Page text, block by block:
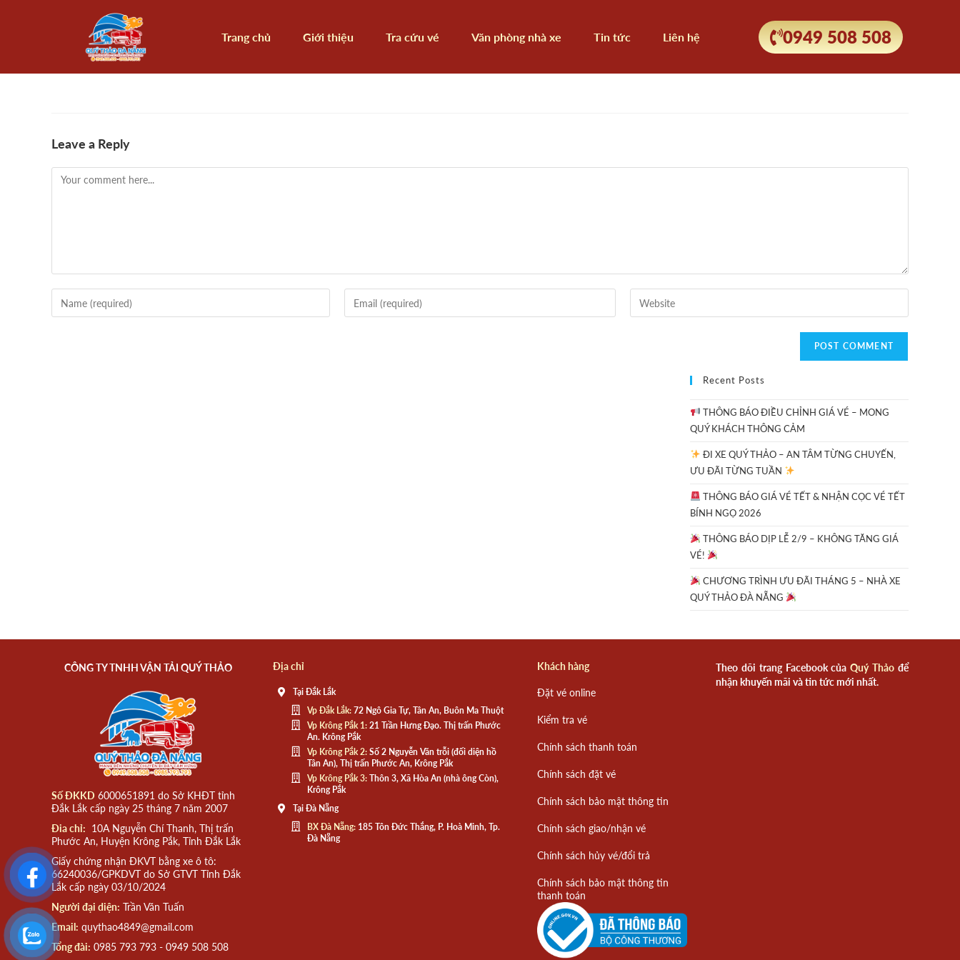
Trang chủ Giới thiệu Tra cứu vé Văn phòng nhà xe Tin tức Liên hệ 0949 508 508
Leave a Reply
Recent Posts
THÔNG BÁO ĐIỀU CHỈNH GIÁ VÉ – MONG
QUÝ KHÁCH THÔNG CẢM
ĐI XE QUÝ THẢO – AN TÂM TỪNG CHUYẾN,
ƯU ĐÃI TỪNG TUẦN
THÔNG BÁO GIÁ VÉ TẾT & NHẬN CỌC VÉ TẾT
BÍNH NGỌ 2026
THÔNG BÁO DỊP LỄ 2/9 – KHÔNG TĂNG GIÁ
VÉ!
CHƯƠNG TRÌNH ƯU ĐÃI THÁNG 5 – NHÀ XE
QUÝ THẢO ĐÀ NẴNG
CÔNG TY TNHH VẬN TẢI QUÝ THẢO
Số ĐKKD 6000651891 do Sở KHĐT tỉnh
Đắk Lắk cấp ngày 25 tháng 7 năm 2007
Đia chỉ: 10A Nguyễn Chí Thanh, Thị trấn
Phước An, Huyện Krông Pắk, Tỉnh Đắk Lắk
Giấy chứng nhận ĐKVT bằng xe ô tô:
66240036/GPKDVT do Sở GTVT Tỉnh Đắk
Lắk cấp ngày 03/10/2024
Người đại diện: Trần Văn Tuấn
Email: quythao4849@gmail.com
Tổng đài: 0985 793 793 - 0949 508 508
Địa chỉ
Tại Đắk Lắk
Vp Đắk Lắk:72 Ngô Gia Tự, Tân An, Buôn Ma Thuột
Vp Krông Pắk 1:21 Trần Hưng Đạo. Thị trấn Phước
An. Krông Pắk
Vp Krông Pắk 2:Số 2 Nguyễn Văn trỗi (đối diện hồ
Tân An), Thị trấn Phước An, Krông Pắk
Vp Krông Pắk 3:Thôn 3, Xã Hòa An (nhà ông Còn),
Krông Pắk
Tại Đà Nẵng
BX Đà Nẵng:185 Tôn Đức Thắng, P. Hoà Minh, Tp.
Đà Nẵng
Khách hàng
Đặt vé online
Kiểm tra vé
Chính sách thanh toán
Chính sách đặt vé
Chính sách bảo mật thông tin
Chính sách giao/nhận vé
Chính sách hủy vé/đổi trả
Chính sách bảo mật thông tin
thanh toán
Theo dõi trang Facebook củaQuý Thảo để
nhận khuyến mãi và tin tức mới nhất.